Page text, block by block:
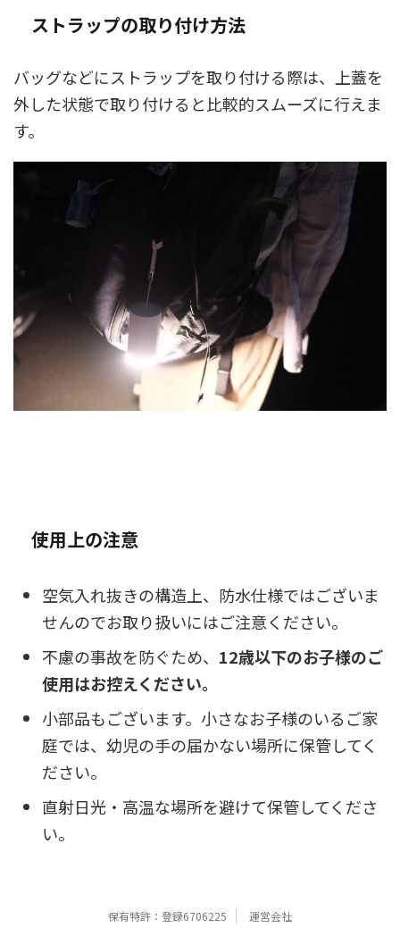
ストラップの取り付け方法
バッグなどにストラップを取り付ける際は、上蓋を
外した状態で取り付けると比較的スムーズに行えま
す。
使用上の注意
空気入れ抜きの構造上、防水仕様ではございま
せんのでお取り扱いにはご注意ください。
不慮の事故を防ぐため、 12歳以下のお子様のご
使用はお控えください。
小部品もございます。小さなお子様のいるご家
庭では、幼児の手の届かない場所に保管してく
ださい。
直射日光・高温な場所を避けて保管してくださ
い。
保有特許：登録6706225 運営会社